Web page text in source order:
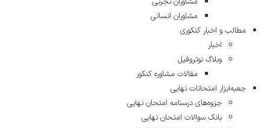
مشاوران انسانی
مطالب و اخبار کنکوری
اخبار
وبلاگ نوتروفیل
مقالات مشاوره‌ کنکور
جعبه‌ابزار امتحانات نهایی
جزوه‌های درسنامه امتحان نهایی
بانک سوالات امتحان نهایی